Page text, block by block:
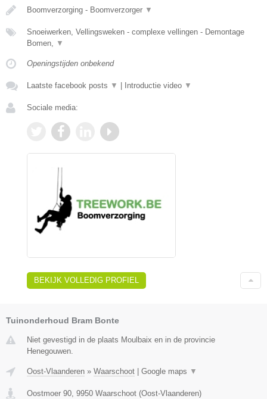
Boomverzorging - Boomverzorger ▼
Snoeiwerken, Vellingsweken - complexe vellingen - Demontage
Bomen,
▼
Openingstijden onbekend
Laatste facebook posts ▼ Introductie video ▼
Sociale media:
BEKIJK VOLLEDIG PROFIEL
Tuinonderhoud Bram Bonte
Niet gevestigd in de plaats Moulbaix en in de provincie
Henegouwen.
Oost-Vlaanderen » Waarschoot Google maps ▼
Oostmoer 90, 9950 Waarschoot (Oost-Vlaanderen)